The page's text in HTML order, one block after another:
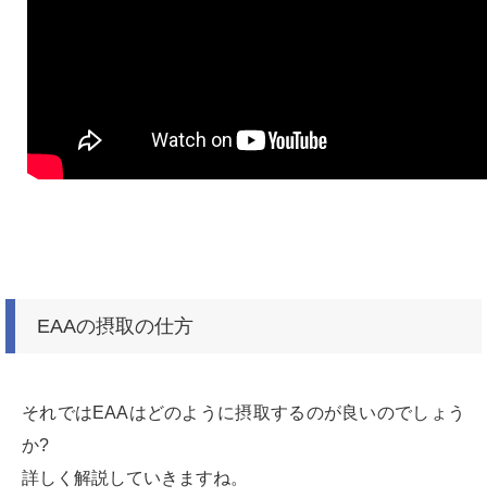
EAAの摂取の仕方
それではEAAはどのように摂取するのが良いのでしょう
か?
詳しく解説していきますね。